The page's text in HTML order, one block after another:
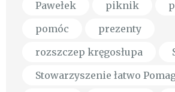
Pawełek
piknik
pomóc
prezenty
rozszczep kręgosłupa
Stowarzyszenie łatwo